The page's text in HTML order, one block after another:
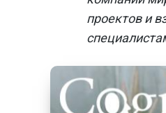
проектов и